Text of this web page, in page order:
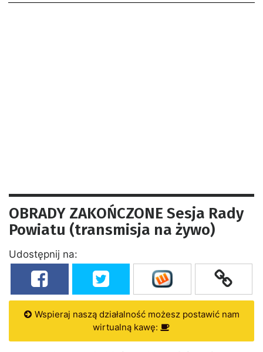
OBRADY ZAKOŃCZONE Sesja Rady
Powiatu (transmisja na żywo)
Udostępnij na:
Wspieraj naszą działalność możesz postawić nam
wirtualną kawę: